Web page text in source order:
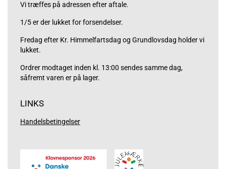
Vi træffes på adressen efter aftale.
1/5 er der lukket for forsendelser.
Fredag efter Kr. Himmelfartsdag og Grundlovsdag holder vi
lukket.
Ordrer modtaget inden kl. 13:00 sendes samme dag,
såfremt varen er på lager.
LINKS
Handelsbetingelser